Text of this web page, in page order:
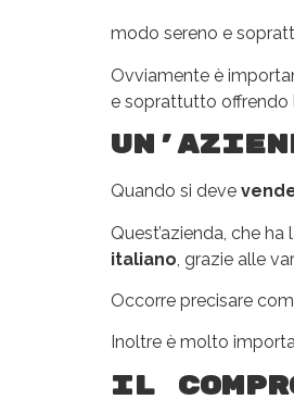
modo sereno e
Ovviamente è
e soprattutto offrendo
Quando si deve
Quest’azienda, che
italiano , grazie alle
Occorre precisare
Inoltre è molto
Il